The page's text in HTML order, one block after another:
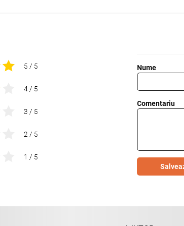
5 / 5
4 / 5
3 / 5
2 / 5
1 / 5
Nume
Comentariu